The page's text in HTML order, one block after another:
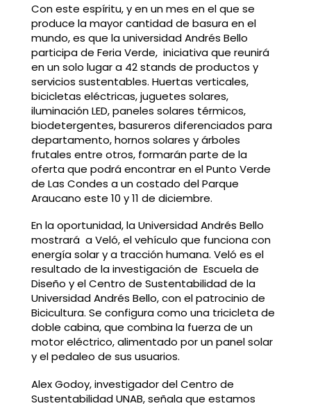
Con este espíritu, y en un mes en el que se
produce la mayor cantidad de basura en el
mundo, es que la universidad Andrés Bello
participa de Feria Verde, iniciativa que reunirá
en un solo lugar a 42 stands de productos y
servicios sustentables. Huertas verticales,
bicicletas eléctricas, juguetes solares,
iluminación LED, paneles solares térmicos,
biodetergentes, basureros diferenciados para
departamento, hornos solares y árboles
frutales entre otros, formarán parte de la
oferta que podrá encontrar en el Punto Verde
de Las Condes a un costado del Parque
Araucano este 10 y 11 de diciembre.
En la oportunidad, la Universidad Andrés Bello
mostrará a Veló, el vehículo que funciona con
energía solar y a tracción humana. Veló es el
resultado de la investigación de Escuela de
Diseño y el Centro de Sustentabilidad de la
Universidad Andrés Bello, con el patrocinio de
Bicicultura. Se configura como una tricicleta de
doble cabina, que combina la fuerza de un
motor eléctrico, alimentado por un panel solar
y el pedaleo de sus usuarios.
Alex Godoy, investigador del Centro de
Sustentabilidad UNAB, señala que estamos